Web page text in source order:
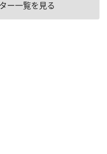
ー一覧を見る